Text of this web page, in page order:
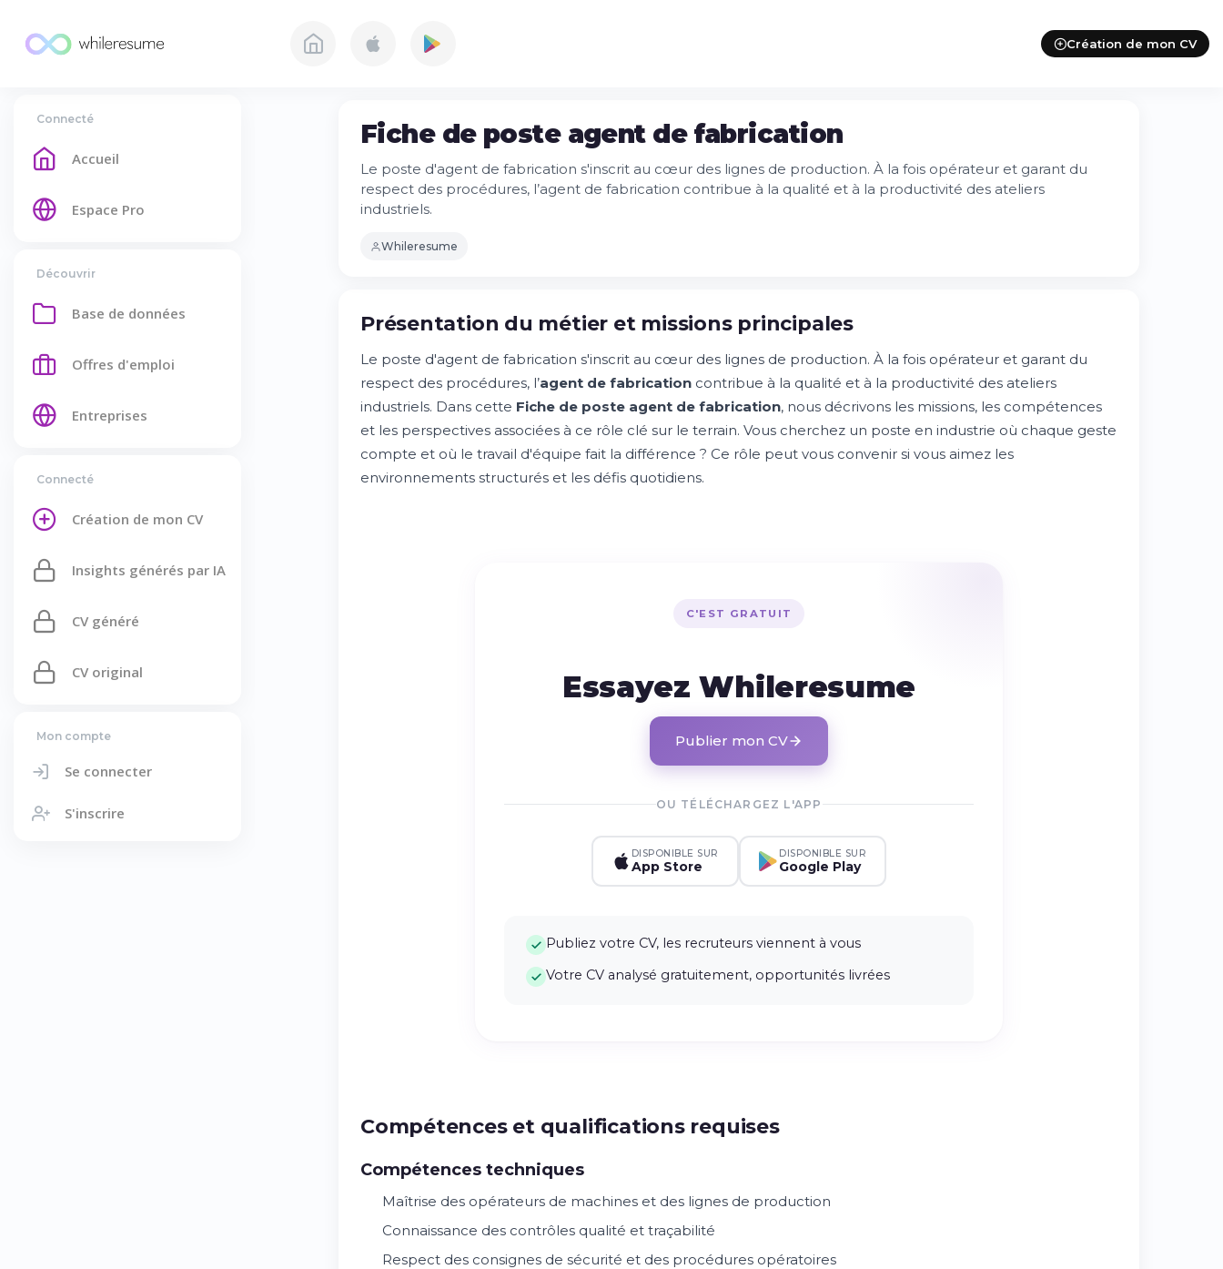
Création de mon CV
Connecté
Accueil
Espace Pro
Découvrir
Base de données
Offres d'emploi
Entreprises
Connecté
Création de mon CV
Insights générés par IA
CV généré
CV original
Mon compte
Se connecter
S'inscrire
Fiche de poste agent de fabrication
Le poste d'agent de fabrication s'inscrit au cœur des lignes de production. À la fois opérateur et garant du
respect des procédures, l’agent de fabrication contribue à la qualité et à la productivité des ateliers
industriels.
Whileresume
Présentation du métier et missions principales
Le poste d'agent de fabrication s'inscrit au cœur des lignes de production. À la fois opérateur et garant du
respect des procédures, l’agent de fabrication contribue à la qualité et à la productivité des ateliers
industriels. Dans cette Fiche de poste agent de fabrication, nous décrivons les missions, les compétences
et les perspectives associées à ce rôle clé sur le terrain. Vous cherchez un poste en industrie où chaque geste
compte et où le travail d'équipe fait la différence ? Ce rôle peut vous convenir si vous aimez les
environnements structurés et les défis quotidiens.
C'EST GRATUIT
Essayez Whileresume
Publier mon CV
OU TÉLÉCHARGEZ L'APP
DISPONIBLE SUR
App Store
DISPONIBLE SUR
Google Play
Publiez votre CV, les recruteurs viennent à vous
Votre CV analysé gratuitement, opportunités livrées
Compétences et qualifications requises
Compétences techniques
Maîtrise des opérateurs de machines et des lignes de production
Connaissance des contrôles qualité et traçabilité
Respect des consignes de sécurité et des procédures opératoires